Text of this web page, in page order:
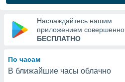
к этому
доступ
Наслаждайтесь нашим
приложением совершенно
БЕСПЛАТНО
По часам
В ближайшие часы облачно